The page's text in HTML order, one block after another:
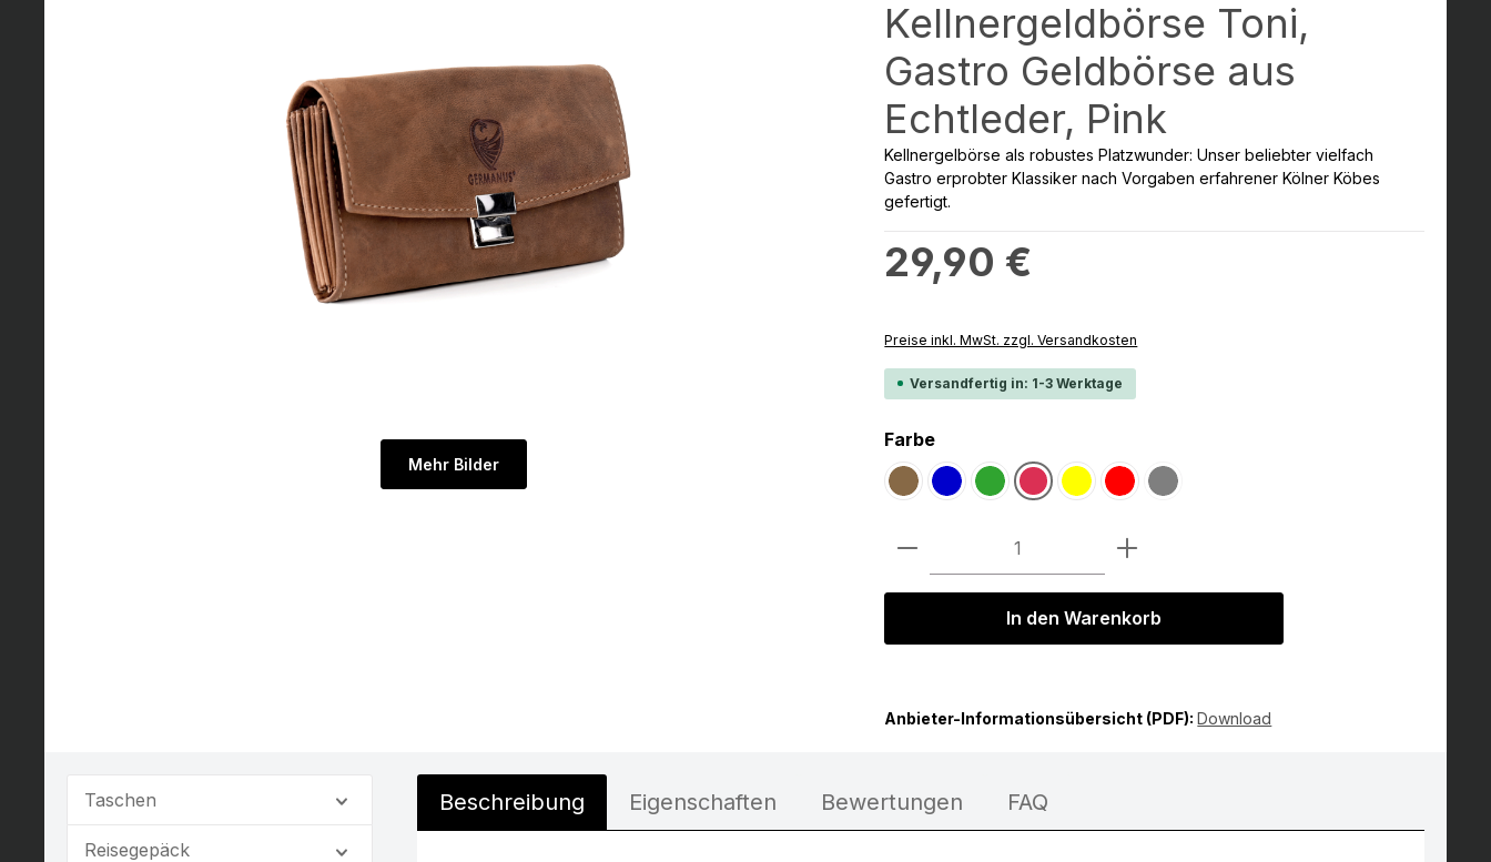
Mehr Bilder
Kellnergeldbörse Toni,
Gastro Geldbörse aus
Echtleder, Pink
Kellnergelbörse als robustes Platzwunder: Unser beliebter vielfach
Gastro erprobter Klassiker nach Vorgaben erfahrener Kölner Köbes
gefertigt.
29,90 €
Preise inkl. MwSt. zzgl. Versandkosten
Versandfertig in: 1-3 Werktage
Farbeauswählen
Wildbraun
Blau Grün Rosa Gelb Rot Schwarz
(Diese Option ist zurzeit nicht verfügbar.)
Produkt Anzahl: Gib den gewünschten Wert
In den Warenkorb
Anbieter-Informationsübersicht (PDF):Download
Taschen
Reisegepäck
Beschreibung Eigenschaften Bewertungen FAQ